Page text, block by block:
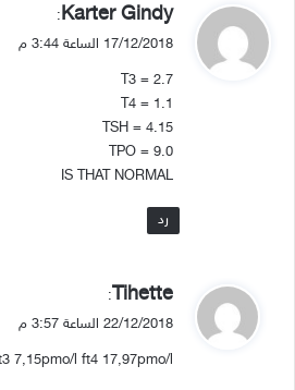
ي
ق
ل
Karter Gindy
:
17/12/2018 الساعة 3:44 م
T3 = 2.7
T4 = 1.1
TSH = 4.15
TPO = 9.0
IS THAT NORMAL
رد
ي
ق
ل
Tihette
:
22/12/2018 الساعة 3:57 م
7,15pmo/l ft4 17,97pmo/l